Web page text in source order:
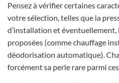
Pensez à vérifier certaines
votre sélection, telles que la
d’installation et
proposées (comme chauffage
déodorisation automatique).
forcément sa perle rare parmi